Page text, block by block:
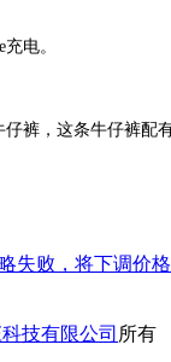
电。
裤，这条牛仔裤
失败，将下调价格
技有限公司 所有